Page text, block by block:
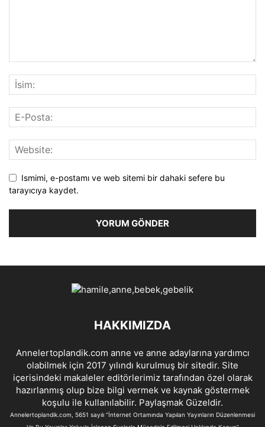
Ismimi, e-postamı ve web sitemi bir dahaki sefere bu
tarayıcıya kaydet.
HAKKIMIZDA
Annelertoplandik.com anne ve anne adaylarına yardımcı
olabilmek için 2017 yılındı kurulmuş bir sitedir. Site
içerisindeki makaleler editörlerimiz tarafından özel olarak
hazırlanmış olup bize bilgi vermek ve kaynak göstermek
koşulu ile kullanılabilir. Paylaşmak Güzeldir.
Annelertoplandik.com, 5651 sayılı “İnternet Ortamında Yapılan Yayınların Düzenlenmesi